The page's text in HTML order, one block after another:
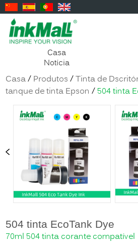
Casa
Notícia
Casa/ Produtos /Tinta de
tanque de tinta Epson / 504 tinta
504 tinta EcoTank Dye
70ml 504 tinta corante compatível